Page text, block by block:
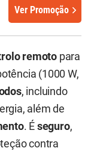
Ver Promoção
remoto para
(1000 W,
, incluindo
além de
. É seguro,
contra